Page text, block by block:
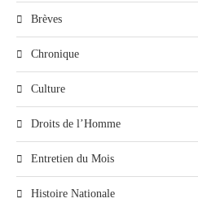
Brèves
Chronique
Culture
Droits de l’Homme
Entretien du Mois
Histoire Nationale